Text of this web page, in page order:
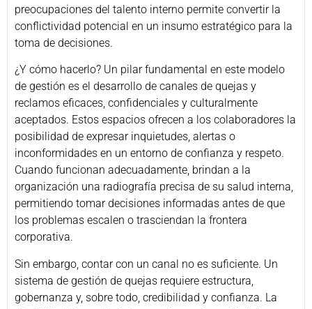
preocupaciones del talento interno permite convertir la
conflictividad potencial en un insumo estratégico para la
toma de decisiones.
¿Y cómo hacerlo? Un pilar fundamental en este modelo
de gestión es el desarrollo de canales de quejas y
reclamos eficaces, confidenciales y culturalmente
aceptados. Estos espacios ofrecen a los colaboradores la
posibilidad de expresar inquietudes, alertas o
inconformidades en un entorno de confianza y respeto.
Cuando funcionan adecuadamente, brindan a la
organización una radiografía precisa de su salud interna,
permitiendo tomar decisiones informadas antes de que
los problemas escalen o trasciendan la frontera
corporativa.
Sin embargo, contar con un canal no es suficiente. Un
sistema de gestión de quejas requiere estructura,
gobernanza y, sobre todo, credibilidad y confianza. La